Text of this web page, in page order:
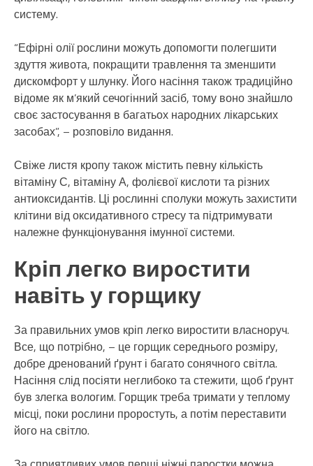
систему.
“Ефірні олії рослини можуть допомогти полегшити
здуття живота, покращити травлення та зменшити
дискомфорт у шлунку. Його насіння також традиційно
відоме як м’який сечогінний засіб, тому воно знайшло
своє застосування в багатьох народних лікарських
засобах”, – розповіло видання.
Свіже листя кропу також містить певну кількість
вітаміну С, вітаміну А, фолієвої кислоти та різних
антиоксидантів. Ці рослинні сполуки можуть захистити
клітини від оксидативного стресу та підтримувати
належне функціонування імунної системи.
Кріп легко виростити
навіть у горщику
За правильних умов кріп легко виростити власноруч.
Все, що потрібно, – це горщик середнього розміру,
добре дренований ґрунт і багато сонячного світла.
Насіння слід посіяти неглибоко та стежити, щоб ґрунт
був злегка вологим. Горщик треба тримати у теплому
місці, поки рослини проростуть, а потім переставити
його на світло.